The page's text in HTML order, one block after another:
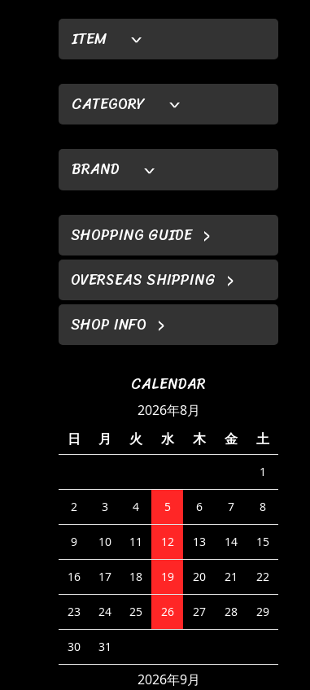
ITEM
CATEGORY
BRAND
SHOPPING GUIDE
OVERSEAS SHIPPING
SHOP INFO
CALENDAR
2026年8月
日
月 火 水 木 金 土
1
2 3 4 5 6 7 8
9 10 11 12 13 14 15
16 17 18 19 20 21 22
23 24 25 26 27 28 29
30 31
2026年9月